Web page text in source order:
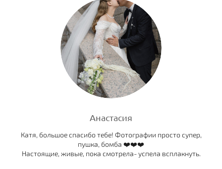
Анастасия
Катя, большое спасибо тебе! Фотографии просто супер,
пушка, бомба ❤️❤️❤️
Настоящие, живые, пока смотрела- успела всплакнуть.